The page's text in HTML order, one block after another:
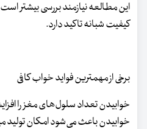
این مطالعه نیازمند بررسی بیشتر
کیفیت شبانه تاکید دارد.
برخی از مهمترین فواید خواب کافی
خوابیدن تعداد سلول‌های مغز را
خوابیدن باعث می‌شود امکان